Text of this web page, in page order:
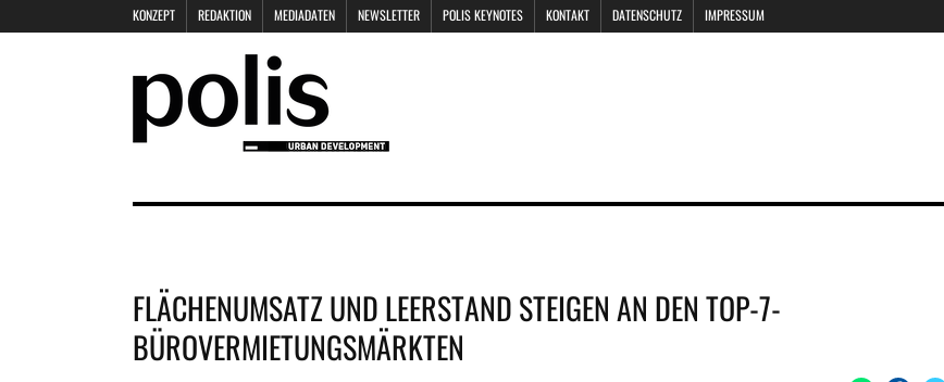
KONZEPT REDAKTION MEDIADATEN NEWSLETTER POLIS KEYNOTES KONTAKT DATENSCHUTZ IMPRESSUM
FLÄCHENUMSATZ UND LEERSTAND STEIGEN AN DEN TOP-7-
BÜROVERMIETUNGSMÄRKTEN